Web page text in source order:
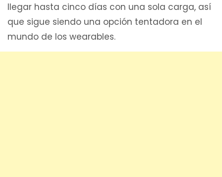
llegar hasta cinco días con una sola carga, así
que sigue siendo una opción tentadora en el
mundo de los wearables.